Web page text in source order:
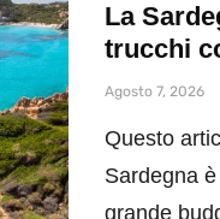
La
trucchi
Agosto 7, 2026
Questo
Sardegna
grande